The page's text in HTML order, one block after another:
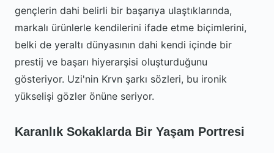
gençlerin dahi belirli bir başarıya ulaştıklarında,
markalı ürünlerle kendilerini ifade etme biçimlerini,
belki de yeraltı dünyasının dahi kendi içinde bir
prestij ve başarı hiyerarşisi oluşturduğunu
gösteriyor. Uzi'nin Krvn şarkı sözleri, bu ironik
yükselişi gözler önüne seriyor.
Karanlık Sokaklarda Bir Yaşam Portresi